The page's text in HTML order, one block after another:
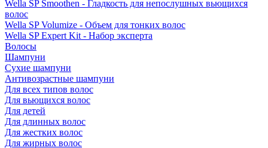
Wella SP Smoothen - Гладкость для непослушных вьющихся
волос
Wella SP Volumize - Объем для тонких волос
Wella SP Expert Kit - Набор эксперта
Волосы
Шампуни
Сухие шампуни
Антивозрастные шампуни
Для всех типов волос
Для вьющихся волос
Для детей
Для длинных волос
Для жестких волос
Для жирных волос